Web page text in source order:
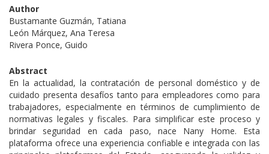
Author
Bustamante Guzmán, Tatiana
León Márquez, Ana Teresa
Rivera Ponce, Guido
Abstract
En la actualidad, la contratación de personal doméstico y de
cuidado presenta desafíos tanto para empleadores como para
trabajadores, especialmente en términos de cumplimiento de
normativas legales y fiscales. Para simplificar este proceso y
brindar seguridad en cada paso, nace Nany Home. Esta
plataforma ofrece una experiencia confiable e integrada con las